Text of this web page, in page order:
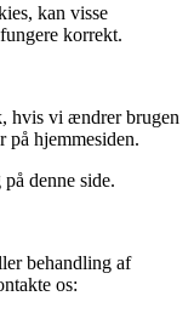
kan visse
korrekt.
hvis vi ændrer brugen
på hjemmesiden.
denne side.
behandling af
os: